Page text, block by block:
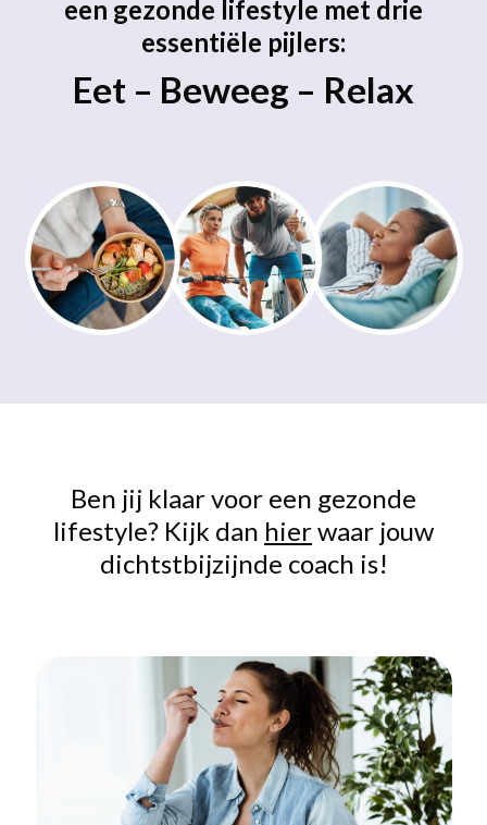
een gezonde lifestyle met drie
essentiële pijlers:
Eet – Beweeg – Relax
Ben jij klaar voor een gezonde
lifestyle? Kijk dan hierwaar jouw
dichtstbijzijnde coach is!